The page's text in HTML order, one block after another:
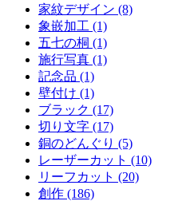
家紋デザイン (8)
象嵌加工 (1)
五七の桐 (1)
施行写真 (1)
記念品 (1)
壁付け (1)
ブラック (17)
切り文字 (17)
銅のどんぐり (5)
レーザーカット (10)
リーフカット (20)
創作 (186)